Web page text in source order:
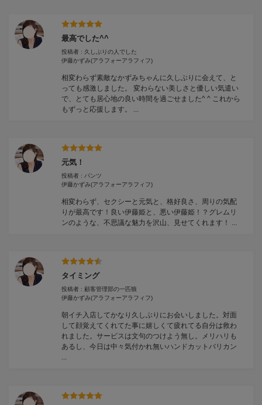
最高でした^^
投稿者 : 久しぶりの人でした
伊藤かずみ(アラフォーアラフィフ)
相変わらず素敵なかずみちゃんに久しぶりに会えて、と
っても感激しました。 変わらない美しさと優しい気遣い
で、とても居心地の良い時間を過ごせました^ ^ これから
もずっと応援します。 ...
元気！
投稿者 : パンツ
伊藤かずみ(アラフォーアラフィフ)
相変わらず、セクシーと元気と、格好良さ、周りの気配
りが最高です！良い伊藤姫と、悪い伊藤姫！？グレムリ
ンのような、不思議な魅力を沢山、見せてくれます！ ...
タイミング
投稿者 : 顧客管理部の一匹狼
伊藤かずみ(アラフォーアラフィフ)
朝イチ入店してかなり久しぶりにお会いしました。対面
して顔覚えてくれてた事に嬉しくて疲れてる自分は救わ
れました。サービスは文句のつけよう無し。メリハリも
あるし、今日は中々気付かれ無いハンドカットバリカン
...